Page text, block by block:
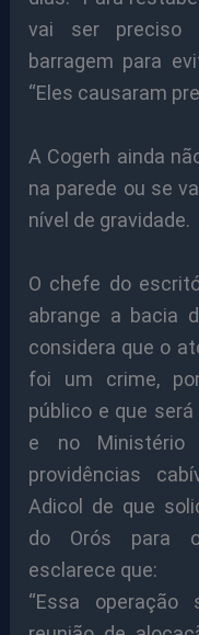
vai ser preciso
barragem para
“Eles causaram
A Cogerh ainda
na parede ou se
nível de gravidade.
O chefe do
abrange a bacia
considera que o
foi um crime,
público e que
e no Ministério
providências
Adicol de que
do Orós para o
esclarece que:
“Essa